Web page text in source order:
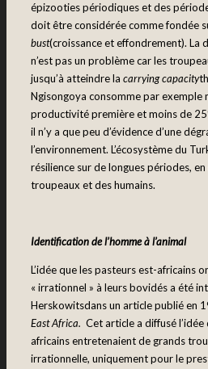
épizooties périodiques et des
doit être considérée comme fondée
bust(croissance et effondrement). La
n’est pas un problème car les
jusqu’à atteindre la carrying capacity
Ngisongoya consomme par exemple
productivité première et moins de
il n’y a que peu d’évidence d’une
l’environnement. L’écosystème du
résilience sur de longues périodes,
troupeaux et des humains.
Identification de l’homme à l’animal
L’idée que les pasteurs est-africains
« irrationnel » à leurs bovidés a été
Herskowitsdans un article publié en
East Africa. Cet article a diffusé
africains entretenaient de grands
irrationnelle, uniquement pour le